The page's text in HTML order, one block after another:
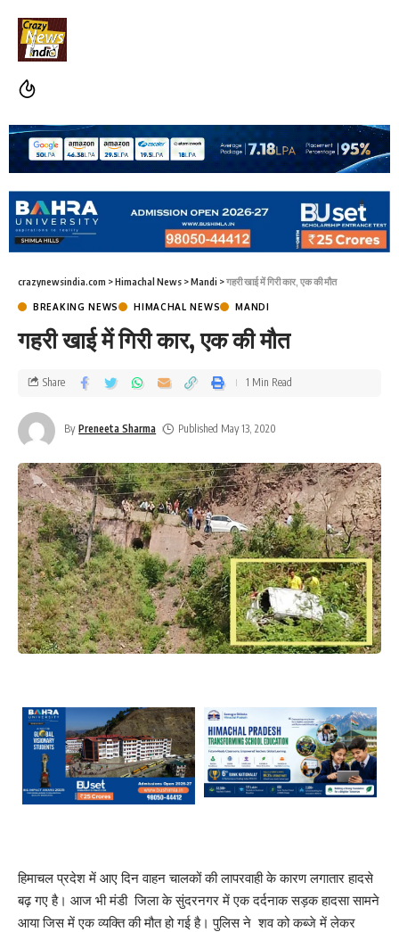
crazynewsindia.com >Himachal News >Mandi >गहरी खाई में गिरी कार, एक की मौत
BREAKING NEWS HIMACHAL NEWS MANDI
गहरी खाई में गिरी कार, एक की मौत
By Preneeta Sharma Published May 13, 2020
Share 1 Min Read
हिमाचल प्रदेश में आए दिन वाहन चालकों की लापरवाही के कारण लगातार हादसे
बढ़ गए है। आज भी मंडी जिला के सुंदरनगर में एक दर्दनाक सड़क हादसा सामने
आया जिस में एक व्यक्ति की मौत हो गई है। पुलिस ने शव को कब्जे में लेकर